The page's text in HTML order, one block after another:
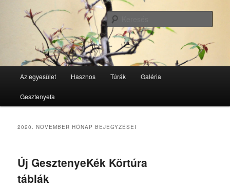
másodlagos
GesztenyeKék
GesztenyeKék Természetbarát Egyesület honlapja
Az egyesület Hasznos Túrák Galéria
Gesztenyefa
2020. NOVEMBER HÓNAP BEJEGYZÉSEI
Új GesztenyeKék Körtúra
táblák